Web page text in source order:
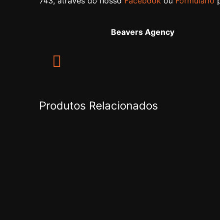
Beavers Agency
Produtos Relacionados